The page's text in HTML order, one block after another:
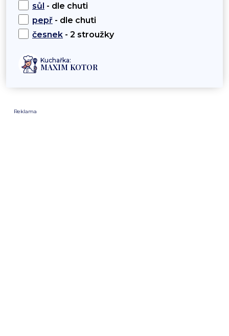
sůl - dle chuti
pepř - dle chuti
česnek - 2 stroužky
Kuchařka:
MAXIM KOTOR
Reklama